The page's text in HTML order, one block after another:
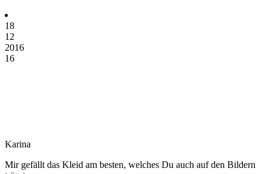
18
12
2016
16
Karina
Mir gefällt das Kleid am besten, welches Du auch auf den Bildern